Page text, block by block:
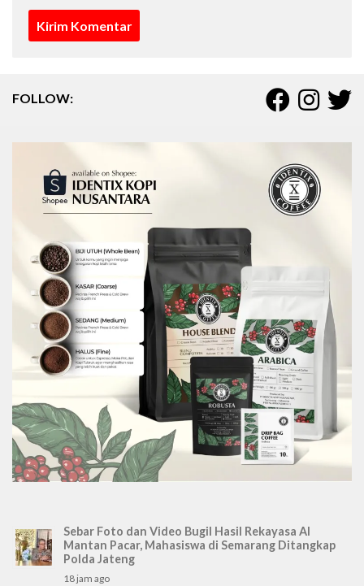
FOLLOW:
Sebar Foto dan Video Bugil Hasil Rekayasa AI
Mantan Pacar, Mahasiswa di Semarang Ditangkap
Polda Jateng
18 jam ago